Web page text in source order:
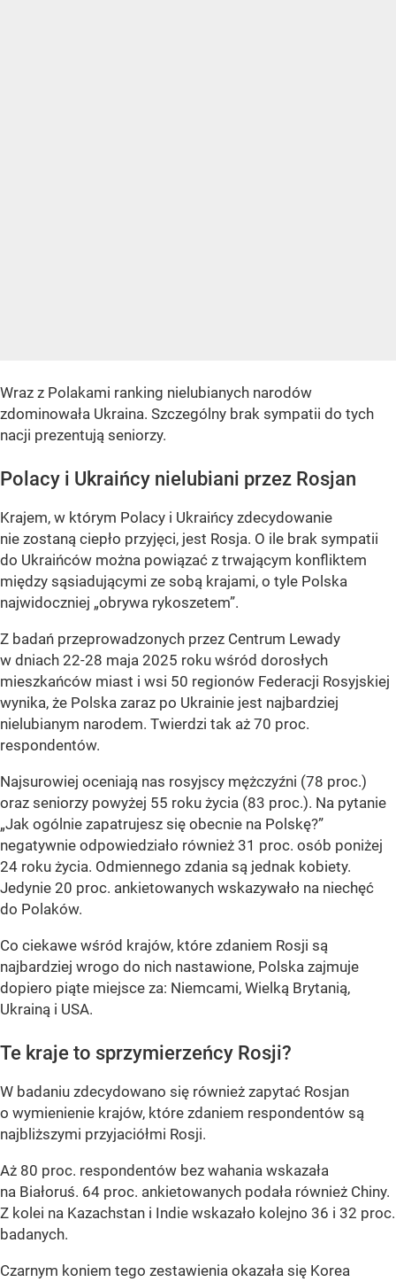
Wraz z Polakami ranking nielubianych narodów
zdominowała Ukraina. Szczególny brak sympatii do tych
nacji prezentują seniorzy.
Polacy i Ukraińcy nielubiani przez Rosjan
Krajem, w którym Polacy i Ukraińcy zdecydowanie
nie zostaną ciepło przyjęci, jest Rosja. O ile brak sympatii
do Ukraińców można powiązać z trwającym konfliktem
między sąsiadującymi ze sobą krajami, o tyle Polska
najwidoczniej „obrywa rykoszetem”.
Z badań przeprowadzonych przez Centrum Lewady
w dniach 22-28 maja 2025 roku wśród dorosłych
mieszkańców miast i wsi 50 regionów Federacji Rosyjskiej
wynika, że Polska zaraz po Ukrainie jest najbardziej
nielubianym narodem. Twierdzi tak aż 70 proc.
respondentów.
Najsurowiej oceniają nas rosyjscy mężczyźni (78 proc.)
oraz seniorzy powyżej 55 roku życia (83 proc.). Na pytanie
„Jak ogólnie zapatrujesz się obecnie na Polskę?”
negatywnie odpowiedziało również 31 proc. osób poniżej
24 roku życia. Odmiennego zdania są jednak kobiety.
Jedynie 20 proc. ankietowanych wskazywało na niechęć
do Polaków.
Co ciekawe wśród krajów, które zdaniem Rosji są
najbardziej wrogo do nich nastawione, Polska zajmuje
dopiero piąte miejsce za: Niemcami, Wielką Brytanią,
Ukrainą i USA.
Te kraje to sprzymierzeńcy Rosji?
W badaniu zdecydowano się również zapytać Rosjan
o wymienienie krajów, które zdaniem respondentów są
najbliższymi przyjaciółmi Rosji.
Aż 80 proc. respondentów bez wahania wskazała
na Białoruś. 64 proc. ankietowanych podała również Chiny.
Z kolei na Kazachstan i Indie wskazało kolejno 36 i 32 proc.
badanych.
Czarnym koniem tego zestawienia okazała się Korea